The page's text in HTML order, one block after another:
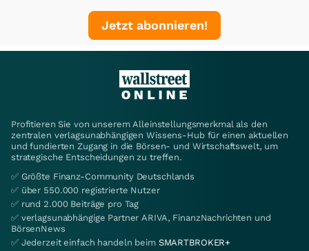
Jetzt abonnieren!
Profitieren Sie von unserem Alleinstellungsmerkmal als den
zentralen verlagsunabhängigen Wissens-Hub für einen aktuellen
und fundierten Zugang in die Börsen- und Wirtschaftswelt, um
strategische Entscheidungen zu treffen.
✅ Größte Finanz-Community Deutschlands
✅ über 550.000 registrierte Nutzer
✅ rund 2.000 Beiträge pro Tag
✅ verlagsunabhängige Partner ARIVA, FinanzNachrichten und
BörsenNews
✅ Jederzeit einfach handeln beim SMARTBROKER+